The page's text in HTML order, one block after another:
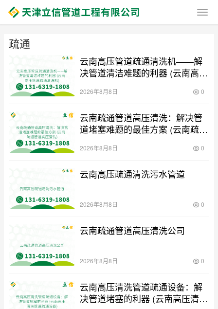
疏通
云南高压管道疏通清洗机——解
决管道清洁难题的利器 (云南高压
2026年8月8日 0
云南疏通管道高压清洗：解决管
道堵塞难题的最佳方案 (云南疏通
2026年8月8日 0
云南高压疏通清洗污水管道
2026年8月8日 0
云南疏通管道高压清洗公司
2026年8月8日 0
云南高压清洗管道疏通设备：解
决管道堵塞的利器 (云南高压清洗